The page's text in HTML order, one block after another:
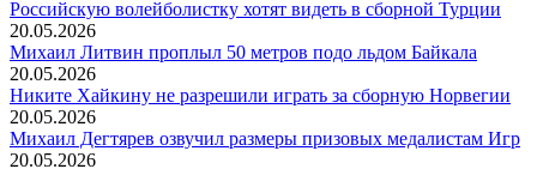
Российскую волейболистку хотят видеть в сборной Турции
20.05.2026
Михаил Литвин проплыл 50 метров подо льдом Байкала
20.05.2026
Никите Хайкину не разрешили играть за сборную Норвегии
20.05.2026
Михаил Дегтярев озвучил размеры призовых медалистам Игр
20.05.2026